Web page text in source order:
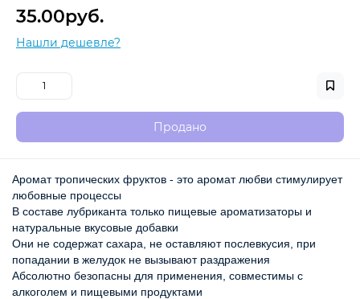
35.00руб.
Нашли дешевле?
Продано
Аромат тропических фруктов - это аромат любви стимулирует
любовные процессы
В составе лубриканта только пищевые ароматизаторы и
натуральные вкусовые добавки
Они не содержат сахара, не оставляют послевкусия, при
попадании в желудок не вызывают раздражения
Абсолютно безопасны для применения, совместимы с
алкоголем и пищевыми продуктами